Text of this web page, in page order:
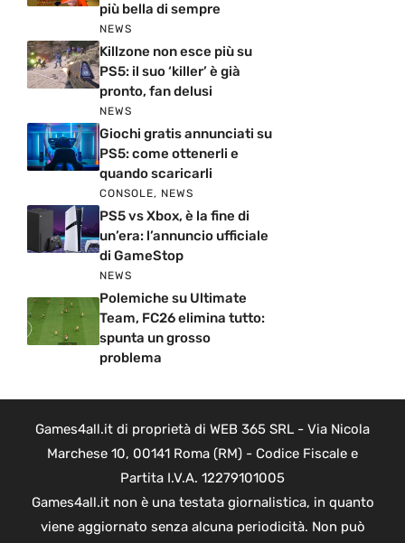
più bella di sempre
NEWS
Killzone non esce più su
PS5: il suo ‘killer’ è già
pronto, fan delusi
NEWS
Giochi gratis annunciati su
PS5: come ottenerli e
quando scaricarli
CONSOLE, NEWS
PS5 vs Xbox, è la fine di
un’era: l’annuncio ufficiale
di GameStop
NEWS
Polemiche su Ultimate
Team, FC26 elimina tutto:
spunta un grosso
problema
Games4all.it di proprietà di WEB 365 SRL - Via Nicola
Marchese 10, 00141 Roma (RM) - Codice Fiscale e
Partita I.V.A. 12279101005
Games4all.it non è una testata giornalistica, in quanto
viene aggiornato senza alcuna periodicità. Non può